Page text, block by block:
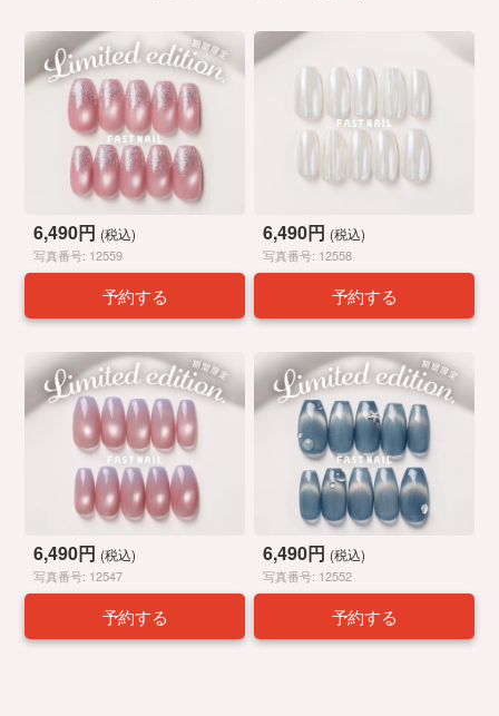
6,490円 (税込)
写真番号: 12559
予約する
6,490円 (税込)
写真番号: 12558
予約する
6,490円 (税込)
写真番号: 12547
予約する
6,490円 (税込)
写真番号: 12552
予約する